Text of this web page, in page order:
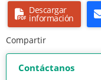
Descargar
información
Compartir
Contáctanos